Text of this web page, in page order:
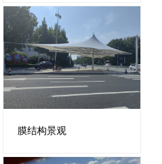
膜结构景观